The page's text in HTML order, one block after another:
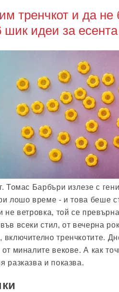
тренчкот и да не
шик идеи за есента
Томас Барбъри излезе с
лошо време - и това беше
не ветровка, той се
всеки стил, от вечерна
тренчкотите.
миналите векове. А как
разказва и показва.